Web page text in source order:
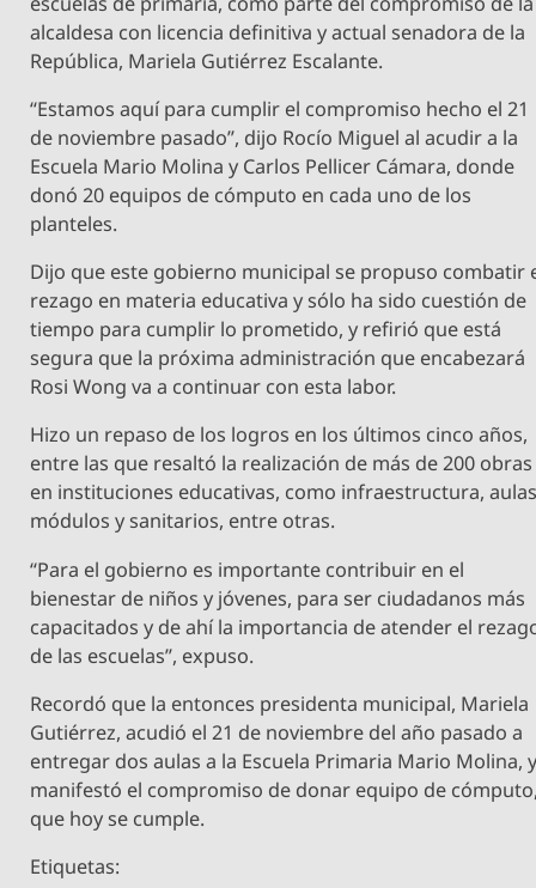
alcaldesa con licencia definitiva y actual senadora de la
República, Mariela Gutiérrez Escalante.
“Estamos aquí para cumplir el compromiso hecho el 21
de noviembre pasado”, dijo Rocío Miguel al acudir a la
Escuela Mario Molina y Carlos Pellicer Cámara, donde
donó 20 equipos de cómputo en cada uno de los
planteles.
Dijo que este gobierno municipal se propuso combatir
rezago en materia educativa y sólo ha sido cuestión de
tiempo para cumplir lo prometido, y refirió que está
segura que la próxima administración que encabezará
Rosi Wong va a continuar con esta labor.
Hizo un repaso de los logros en los últimos cinco años,
entre las que resaltó la realización de más de 200 obras
en instituciones educativas, como infraestructura,
módulos y sanitarios, entre otras.
“Para el gobierno es importante contribuir en el
bienestar de niños y jóvenes, para ser ciudadanos más
capacitados y de ahí la importancia de atender el
de las escuelas”, expuso.
Recordó que la entonces presidenta municipal, Mariela
Gutiérrez, acudió el 21 de noviembre del año pasado a
entregar dos aulas a la Escuela Primaria Mario Molina,
manifestó el compromiso de donar equipo de
que hoy se cumple.
Etiquetas: